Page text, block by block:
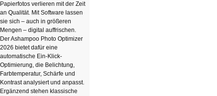
Papierfotos verlieren mit der Zeit
an Qualität. Mit Software lassen
sie sich – auch in größeren
Mengen – digital auffrischen.
Der Ashampoo Photo Optimizer
2026 bietet dafür eine
automatische Ein-Klick-
Optimierung, die Belichtung,
Farbtemperatur, Schärfe und
Kontrast analysiert und anpasst.
Ergänzend stehen klassische